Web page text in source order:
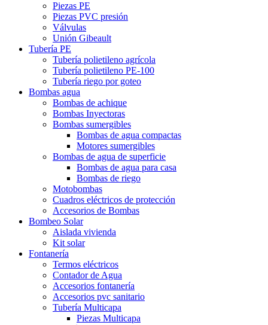
Piezas PE
Piezas PVC presión
Válvulas
Unión Gibeault
Tubería PE
Tubería polietileno agrícola
Tubería polietileno PE-100
Tubería riego por goteo
Bombas agua
Bombas de achique
Bombas Inyectoras
Bombas sumergibles
Bombas de agua compactas
Motores sumergibles
Bombas de agua de superficie
Bombas de agua para casa
Bombas de riego
Motobombas
Cuadros eléctricos de protección
Accesorios de Bombas
Bombeo Solar
Aislada vivienda
Kit solar
Fontanería
Termos eléctricos
Contador de Agua
Accesorios fontanería
Accesorios pvc sanitario
Tubería Multicapa
Piezas Multicapa